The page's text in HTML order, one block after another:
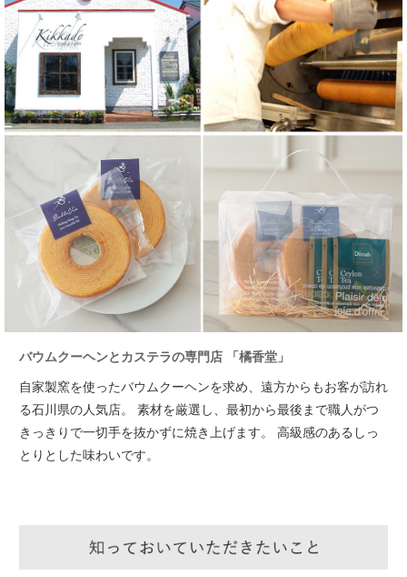
バウムクーヘンとカステラの専門店 「橘香堂」
自家製窯を使ったバウムクーヘンを求め、遠方からもお客が訪れ
る石川県の人気店。
素材を厳選し、最初から最後まで職人がつ
きっきりで一切手を抜かずに焼き上げます。
高級感のあるしっ
とりとした味わいです。